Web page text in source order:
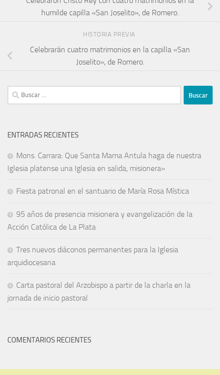
humilde capilla «San Joselito», de Romero.
HISTORIA PREVIA
Celebrarán cuatro matrimonios en la capilla «San
Joselito», de Romero.
ENTRADAS RECIENTES
Mons. Carrara: Que Santa Mama Antula haga de nuestra
Iglesia platense una Iglesia en salida, misionera»
Fiesta patronal en el santuario de María Rosa Mística
95 años de presencia misionera y evangelización de la
Acción Católica de La Plata
Tres nuevos diáconos permanentes para la Iglesia
arquidiocesana
Carta pastoral del Arzobispo a partir de la charla en la
jornada de inicio pastoral
COMENTARIOS RECIENTES